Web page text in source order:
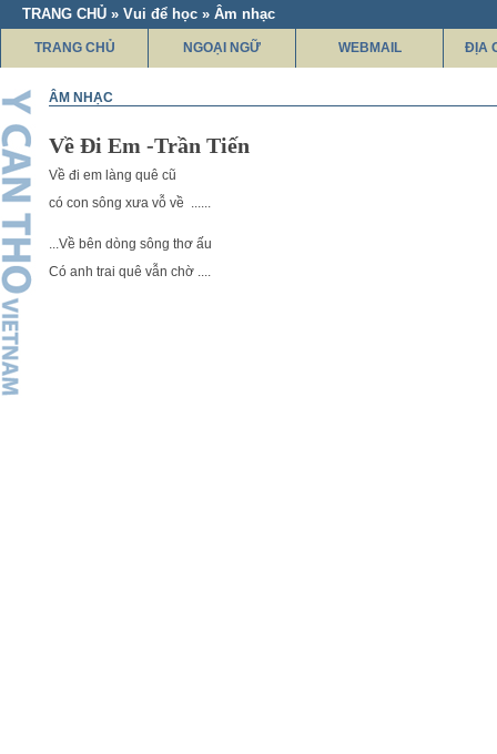
TRANG CHỦ » Vui để học » Âm nhạc
TRANG CHỦ NGOẠI NGỮ WEBMAIL ĐỊA
ÂM NHẠC
Về Đi Em -Trần Tiến
Về đi em làng quê cũ
có con sông xưa vỗ về ......
...Về bên dòng sông thơ ấu
Có anh trai quê vẫn chờ ....